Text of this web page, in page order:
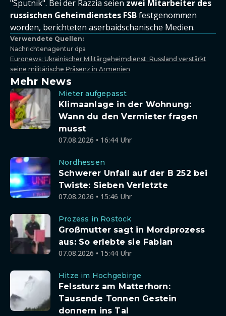
"Sputnik". Bei der Razzia seien zwei Mitarbeiter des
russischen Geheimdienstes FSBfestgenommen
worden, berichteten aserbaidschanische Medien.
Verwendete Quellen:
Nachrichtenagentur dpa
Euronews: Ukrainischer Militärgeheimdienst: Russland verstärkt
seine militärische Präsenz in Armenien
Mehr News
Mieter aufgepasst
Klimaanlage in der Wohnung:
Wann du den Vermieter fragen
musst
07.08.2026 • 16:44 Uhr
Nordhessen
Schwerer Unfall auf der B 252 bei
Twiste: Sieben Verletzte
07.08.2026 • 15:46 Uhr
Prozess in Rostock
Großmutter sagt in Mordprozess
aus: So erlebte sie Fabian
07.08.2026 • 15:44 Uhr
Hitze im Hochgebirge
Felssturz am Matterhorn:
Tausende Tonnen Gestein
donnern ins Tal